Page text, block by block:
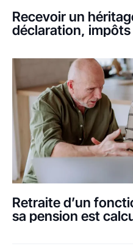
Recevoir un
déclaration,
Retraite d’un
sa pension est